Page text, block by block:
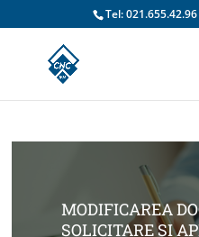
Tel: 021.655.42.96
MODIFICAREA
SOLICITARE ȘI